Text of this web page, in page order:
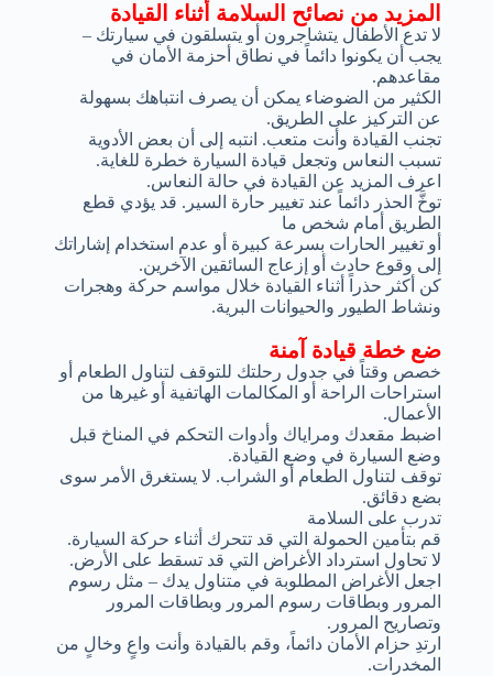
ضع خطة قيادة آمنة
خصص وقتاً في جدول رحلتك للتوقف لتناول الطعام أو
استراحات الراحة أو المكالمات الهاتفية أو غيرها من
الأعمال.
اضبط مقعدك ومراياك وأدوات التحكم في المناخ قبل
وضع السيارة في وضع القيادة.
توقف لتناول الطعام أو الشراب. لا يستغرق الأمر سوى
بضع دقائق.
تدرب على السلامة
قم بتأمين الحمولة التي قد تتحرك أثناء حركة السيارة.
لا تحاول استرداد الأغراض التي قد تسقط على الأرض.
اجعل الأغراض المطلوبة في متناول يدك – مثل رسوم
المرور وبطاقات رسوم المرور وبطاقات المرور
وتصاريح المرور.
ارتدِ حزام الأمان دائماً، وقم بالقيادة وأنت واعٍ وخالٍ من
المخدرات.
المزيد من نصائح السلامة أثناء القيادة
لا تدع الأطفال يتشاجرون أو يتسلقون في سيارتك –
يجب أن يكونوا دائماً في نطاق أحزمة الأمان في
مقاعدهم.
الكثير من الضوضاء يمكن أن يصرف انتباهك بسهولة
عن التركيز على الطريق.
تجنب القيادة وأنت متعب. انتبه إلى أن بعض الأدوية
تسبب النعاس وتجعل قيادة السيارة خطرة للغاية.
اعرف المزيد عن القيادة في حالة النعاس.
توخَّ الحذر دائماً عند تغيير حارة السير. قد يؤدي قطع
الطريق أمام شخص ما
أو تغيير الحارات بسرعة كبيرة أو عدم استخدام إشاراتك
إلى وقوع حادث أو إزعاج السائقين الآخرين.
كن أكثر حذراً أثناء القيادة خلال مواسم حركة وهجرات
ونشاط الطيور والحيوانات البرية.